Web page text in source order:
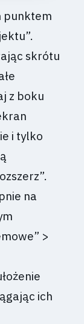
punktem
skrótu
z boku
i tylko
na
>
ich